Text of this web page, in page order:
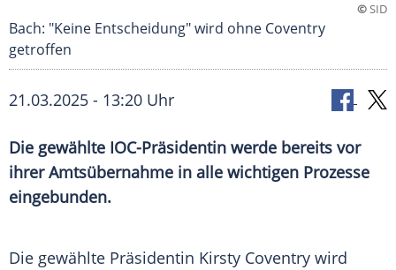
©SID
Bach: "Keine Entscheidung" wird ohne Coventry
getroffen
21.03.2025 - 13:20 Uhr
Die gewählte IOC-Präsidentin werde bereits vor
ihrer Amtsübernahme in alle wichtigen Prozesse
eingebunden.
Die gewählte Präsidentin Kirsty Coventry wird